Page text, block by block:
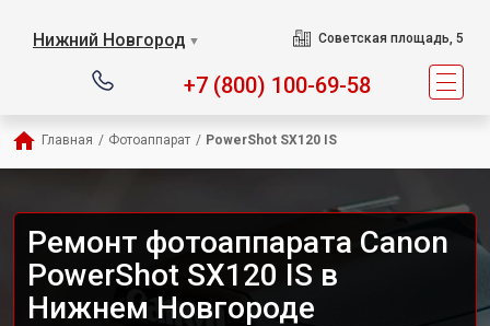
Нижний Новгород ▼ Советская площадь, 5
+7 (800) 100-69-58
Главная / Фотоаппарат / PowerShot SX120 IS
Ремонт фотоаппарата Canon
PowerShot SX120 IS в
Нижнем Новгороде